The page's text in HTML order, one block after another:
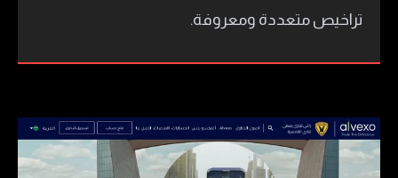
تراخيص متعددة ومعروفة.